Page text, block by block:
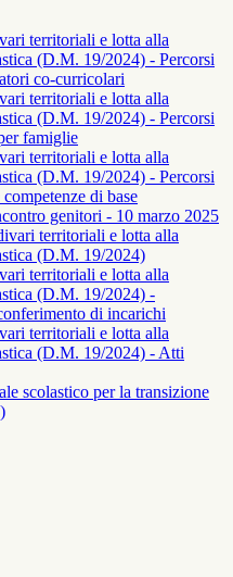
territoriali e lotta alla
(D.M. 19/2024) - Percorsi
co-curricolari
territoriali e lotta alla
(D.M. 19/2024) - Percorsi
famiglie
territoriali e lotta alla
(D.M. 19/2024) - Percorsi
di base
genitori - 10 marzo 2025
territoriali e lotta alla
(D.M. 19/2024)
territoriali e lotta alla
(D.M. 19/2024) -
di incarichi
territoriali e lotta alla
(D.M. 19/2024) - Atti
scolastico per la transizione